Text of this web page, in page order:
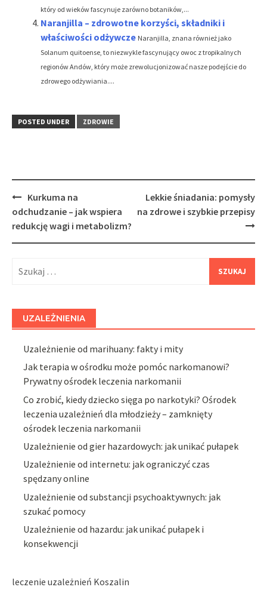
który od wieków fascynuje zarówno botaników,...
Naranjilla – zdrowotne korzyści, składniki i
właściwości odżywcze Naranjilla, znana również jako
Solanum quitoense, to niezwykle fascynujący owoc z tropikalnych
regionów Andów, który może zrewolucjonizować nasze podejście do
zdrowego odżywiania....
POSTED UNDER ZDROWIE
Post
navigation
Kurkuma na
odchudzanie – jak wspiera
redukcję wagi i metabolizm?
Lekkie śniadania: pomysły
na zdrowe i szybkie przepisy
UZALEŻNIENIA
Uzależnienie od marihuany: fakty i mity
Jak terapia w ośrodku może pomóc narkomanowi?
Prywatny ośrodek leczenia narkomanii
Co zrobić, kiedy dziecko sięga po narkotyki? Ośrodek
leczenia uzależnień dla młodzieży – zamknięty
ośrodek leczenia narkomanii
Uzależnienie od gier hazardowych: jak unikać pułapek
Uzależnienie od internetu: jak ograniczyć czas
spędzany online
Uzależnienie od substancji psychoaktywnych: jak
szukać pomocy
Uzależnienie od hazardu: jak unikać pułapek i
konsekwencji
leczenie uzależnień Koszalin